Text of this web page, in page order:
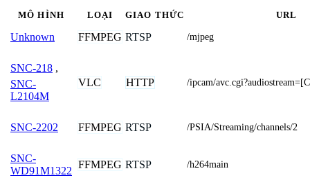
MÔ HÌNH LOẠI GIAO THỨC URL
Unknown FFMPEG RTSP /mjpeg
SNC-218 ,
SNC-
L2104M
VLC HTTP /ipcam/
SNC-2202 FFMPEG RTSP /PSIA/Streaming/channels/2
SNC-
WD91M1322
FFMPEG RTSP /h264main